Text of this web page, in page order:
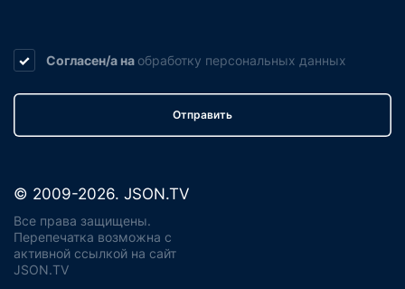
Согласен/а на обработку персональных данных
Отправить
© 2009-2026. JSON.TV
Все права защищены.
Перепечатка возможна с
активной ссылкой на сайт
JSON.TV